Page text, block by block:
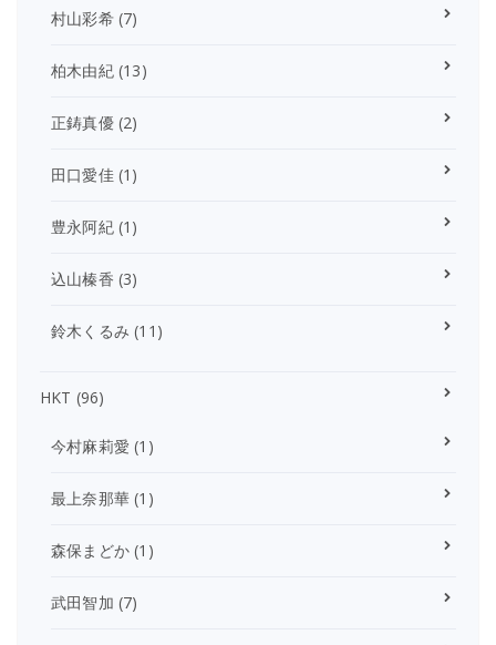
村山彩希(7)
柏木由紀(13)
正鋳真優(2)
田口愛佳(1)
豊永阿紀(1)
込山榛香 (3)
鈴木くるみ (11)
HKT (96)
今村麻莉愛 (1)
最上奈那華 (1)
森保まどか (1)
武田智加 (7)